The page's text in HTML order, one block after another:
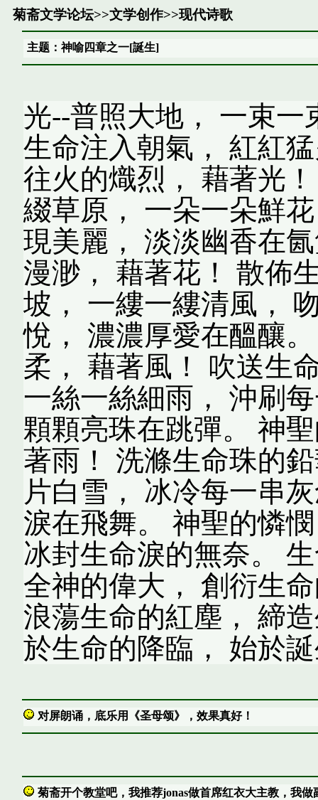
菊斋文学论坛>>文学创作>>现代诗歌
主题：神喻四章之一[誕生]
光--普照大地， 一束一
生命注入朝氣， 紅紅
往火的熾烈， 藉著光
綴草原， 一朵一朵鮮
現美麗， 淡淡幽香在
漫渺， 藉著花！ 散佈
坡， 一縷一縷清風，
悅， 濃濃厚愛在醞釀
柔， 藉著風！ 吹送生
一絲一絲細雨， 沖刷
顆顆亮珠在跳彈。 神
著雨！ 洗滌生命珠的
片白雪， 冰冷每一串
淚在飛舞。 神聖的憐
冰封生命淚的無奈。
全神的偉大， 創衍生
浪蕩生命的紅塵， 締
於生命的降臨， 始於誕
对屏朗诵，底乐用《圣母颂》，效果真好！
菊斋开个教堂吧，我推荐jonas做首席红衣大主教，我做